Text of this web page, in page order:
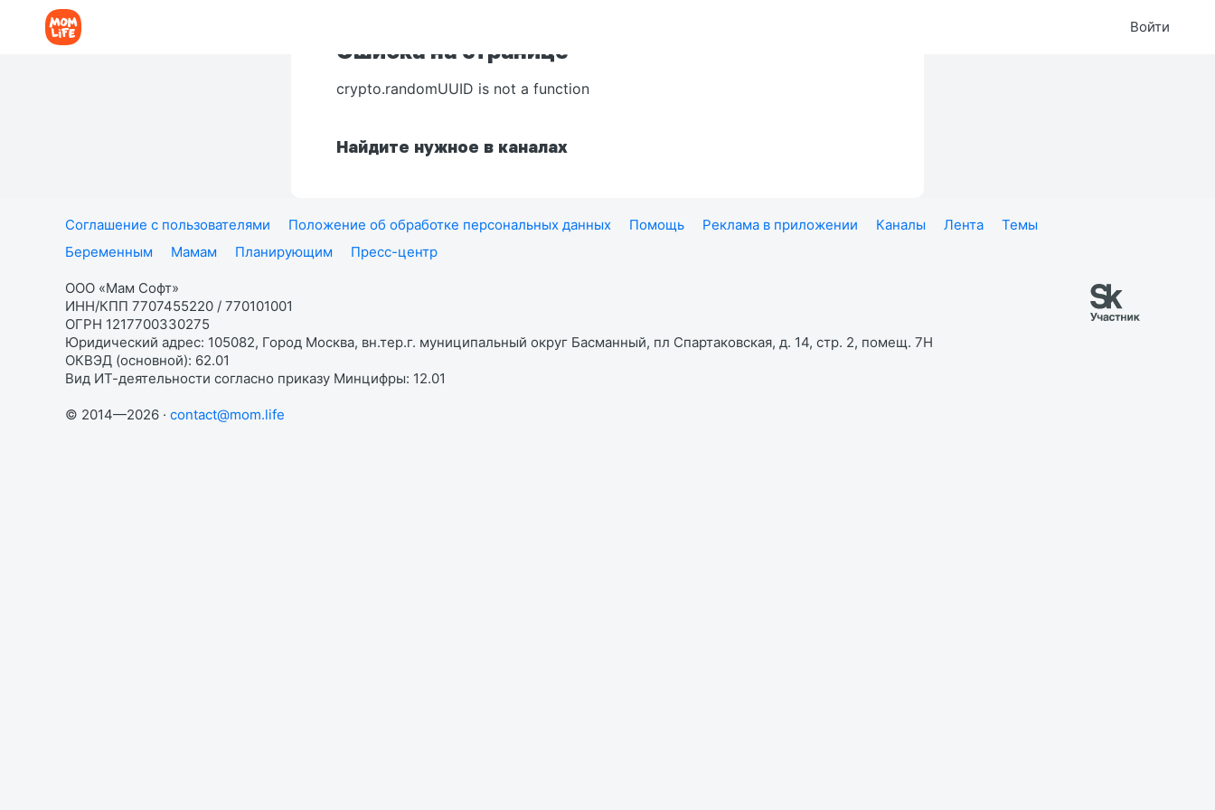
Войти
Ошибка на странице
crypto.randomUUID is not a function
Найдите нужное в каналах
Соглашение с пользователями Положение об обработке персональных данных Помощь Реклама в приложении Каналы Лента
Темы
Беременным
Мамам Планирующим Пресс-центр
ООО «Мам Софт»
ИНН/КПП 7707455220 / 770101001
ОГРН 1217700330275
Юридический адрес: 105082, Город Москва, вн.тер.г. муниципальный округ Басманный, пл Спартаковская, д. 14, стр. 2, помещ. 7Н
ОКВЭД (основной): 62.01
Вид ИТ-деятельности согласно приказу Минцифры: 12.01
© 2014—2026 · contact@mom.life